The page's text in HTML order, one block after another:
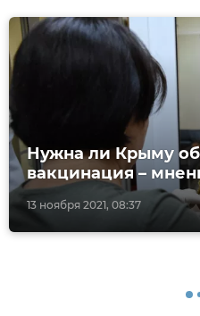
13 ноября 2021, 08:37
Нужна ли Крыму
вакцинация –